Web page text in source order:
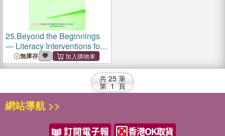
25.Beyond the Beginnings
― Literacy Interventions for
Upper Elementary English
Language Learners
無庫存
共 25 筆
第 1 頁
網站導航 >>